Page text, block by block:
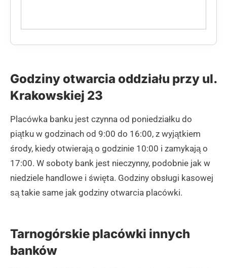
Godziny otwarcia oddziału przy ul.
Krakowskiej 23
Placówka banku jest czynna od poniedziałku do
piątku w godzinach od 9:00 do 16:00, z wyjątkiem
środy, kiedy otwierają o godzinie 10:00 i zamykają o
17:00. W soboty bank jest nieczynny, podobnie jak w
niedziele handlowe i święta. Godziny obsługi kasowej
są takie same jak godziny otwarcia placówki.
Tarnogórskie placówki innych
banków